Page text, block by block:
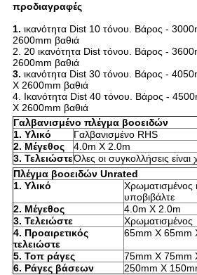
προδιαγραφές
1. ικανότητα Dist 10 τόνου. Βάρος -
2600mm βαθιά
2. 20 ικανότητα Dist τόνου. Βάρος -
2600mm βαθιά
3. ικανότητα Dist 30 τόνου. Βάρος -
Χ 2600mm βαθιά
4. Ικανότητα Dist 40 τόνου. Βάρος -
Χ 2600mm βαθιά
Γαλβανισμένο πλέγμα βοοειδών
1. Υλικό
Γαλβανισμένο RHS
2. Μέγεθος
4.0m X 2.0m
3. ΤελειώστεΌλες οι συγκολλήσεις είναι
Πλέγμα βοοειδών Unrated
1. Υλικό
Χρωματισμένος
υποβιβάλτε
2. Μέγεθος
4.0m X 2.0m
3. Τελειώστε
Χρωματισμένος
4. Προαιρετικός
τελειώστε
65mm X 65mm
5. Τοπ ράγες
75mm X 75mm
6. Ράγες βάσεων
250mm X